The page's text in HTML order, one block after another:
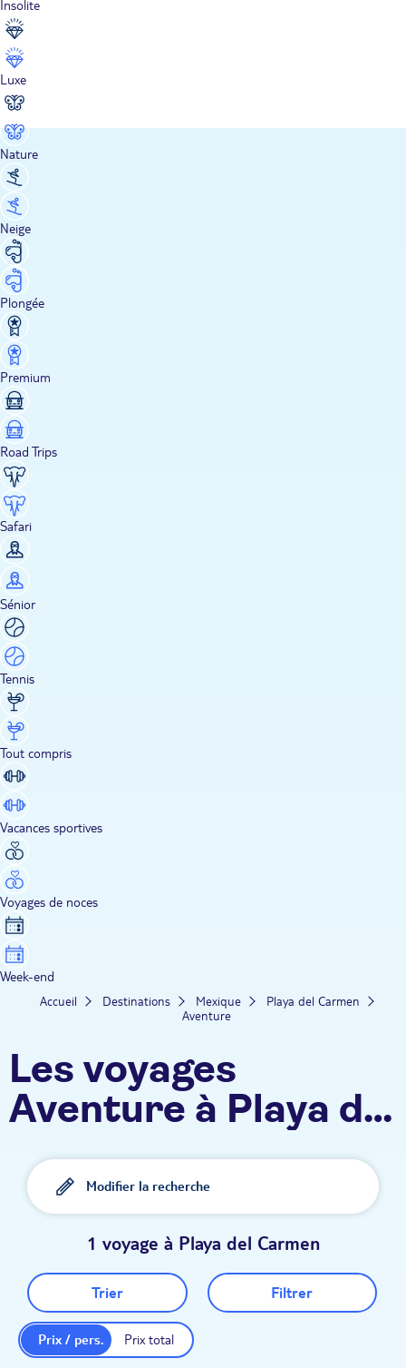
Insolite
Luxe
Nature
Neige
Plongée
Premium
Road Trips
Safari
Sénior
Tennis
Tout compris
Vacances sportives
Voyages de noces
Week-end
Accueil Destinations Mexique
Playa del Carmen
Aventure
Les voyages
Aventure à Playa del
Carmen TUI
Modifier la recherche
1 voyage à Playa del Carmen
Trier Filtrer
Prix total
Prix / pers.